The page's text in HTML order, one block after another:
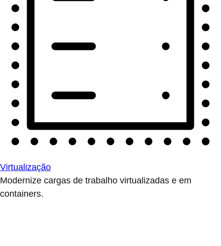
Virtualização
Modernize cargas de trabalho virtualizadas e em
containers.